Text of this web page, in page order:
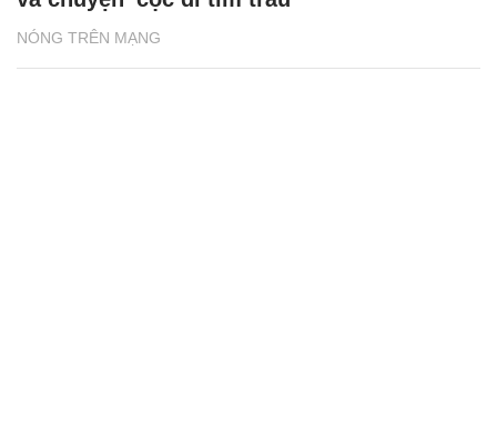
NÓNG TRÊN MẠNG